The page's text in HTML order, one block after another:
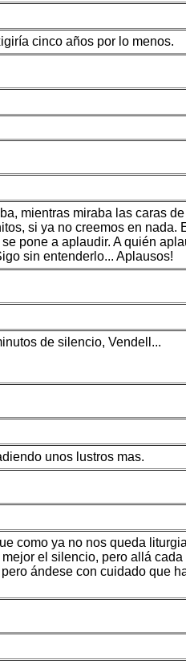
cinco años por lo menos.
mientras miraba las caras
si ya no creemos en nada.
pone a aplaudir. A quién
sin entenderlo... Aplausos!
de silencio, Vendell...
unos lustros mas.
como ya no nos queda
el silencio, pero allá cada
ándese con cuidado que